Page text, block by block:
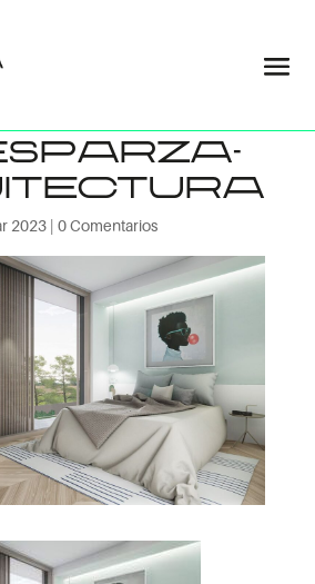
Esparza-
2023| 0 Comentarios